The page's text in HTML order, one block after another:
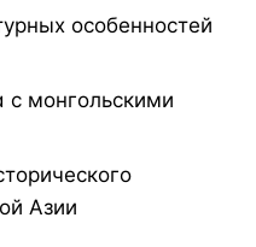
особенностей
с монгольскими
Азии